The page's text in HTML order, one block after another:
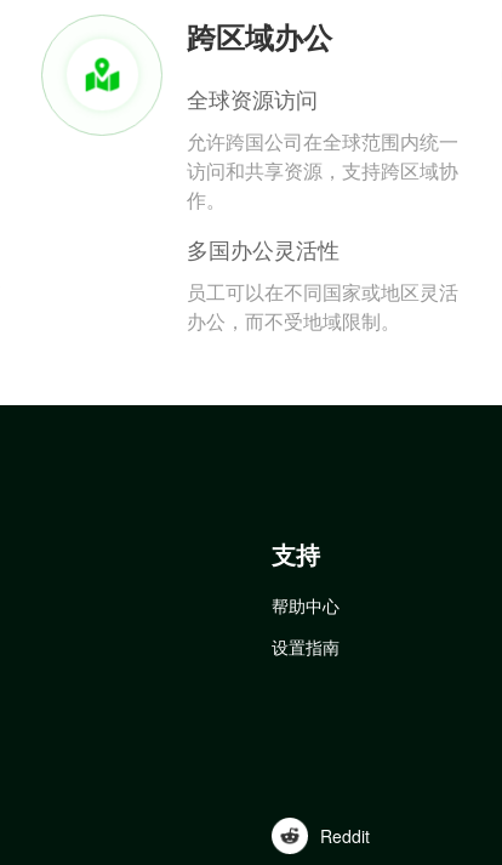
跨区域办公
全球资源访问
允许跨国公司在全球范围内统一
访问和共享资源，支持跨区域协
作。
多国办公灵活性
员工可以在不同国家或地区灵活
办公，而不受地域限制。
支持
帮助中心
设置指南
Reddit